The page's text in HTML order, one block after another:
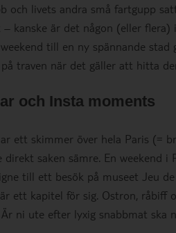
och livets andra små fartgupp
kanske är det någon (eller flera)
till en ny spännande
traven när det gäller att hitta
och Insta moments
ett skimmer över hela Paris (=
saken sämre. En weekend
till ett besök på museet Jeu
ett kapitel för sig. Ostron, råbiff
ni ute efter lyxig snabbmat ska